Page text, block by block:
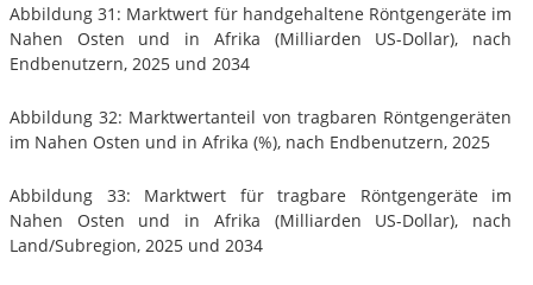
Abbildung 31: Marktwert für handgehaltene Röntgengeräte im
Nahen Osten und in Afrika (Milliarden US-Dollar), nach
Endbenutzern, 2025 und 2034
Abbildung 32: Marktwertanteil von tragbaren Röntgengeräten
im Nahen Osten und in Afrika (%), nach Endbenutzern, 2025
Abbildung 33: Marktwert für tragbare Röntgengeräte im
Nahen Osten und in Afrika (Milliarden US-Dollar), nach
Land/Subregion, 2025 und 2034